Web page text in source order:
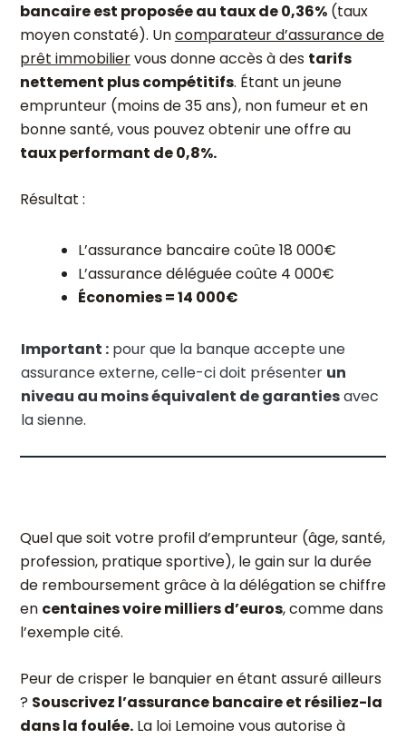
bancaire est proposée au taux de 0,36% (taux
moyen constaté). Uncomparateur d’assurance de
prêt immobiliervous donne accès à des tarifs
nettement plus compétitifs. Étant un jeune
emprunteur (moins de 35 ans), non fumeur et en
bonne santé, vous pouvez obtenir une offre au
taux performant de 0,8%.
Résultat :
L’assurance bancaire coûte 18 000€
L’assurance déléguée coûte 4 000€
Économies = 14 000€
Important : pour que la banque accepte une
assurance externe, celle-ci doit présenter un
niveau au moins équivalent de garantiesavec
la sienne.
Quel que soit votre profil d’emprunteur (âge, santé,
profession, pratique sportive), le gain sur la durée
de remboursement grâce à la délégation se chiffre
en centaines voire milliers d’euros, comme dans
l’exemple cité.
Peur de crisper le banquier en étant assuré ailleurs
? Souscrivez l’assurance bancaire et résiliez-la
dans la foulée. La loi Lemoine vous autorise à